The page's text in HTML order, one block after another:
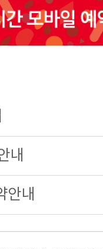
내
안내